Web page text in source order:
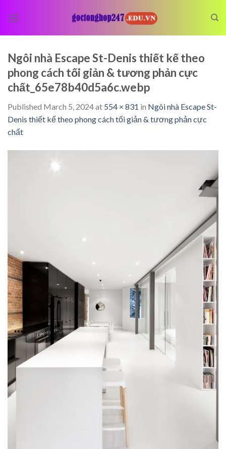
Ngôi nhà Escape St-Denis thiết kế theo
phong cách tối giản & tương phản cực
chất_65e78b40d5a6c.webp
Published March 5, 2024at 554 × 831 in Ngôi nhà Escape St-
Denis thiết kế theo phong cách tối giản & tương phản cực
chất